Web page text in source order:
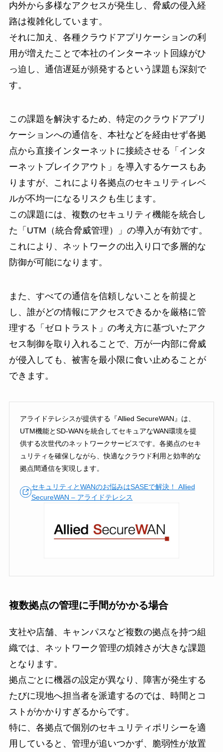
内外から多様なアクセスが発生し、脅威の侵入経
路は複雑化しています。
それに加え、各種クラウドアプリケーションの利
用が増えたことで本社のインターネット回線がひ
っ迫し、通信遅延が頻発するという課題も深刻で
す。
この課題を解決するため、特定のクラウドアプリ
ケーションへの通信を、本社などを経由せず各拠
点から直接インターネットに接続させる「インタ
ーネットブレイクアウト」を導入するケースもあ
りますが、これにより各拠点のセキュリティレベ
ルが不均一になるリスクも生じます。
この課題には、複数のセキュリティ機能を統合し
た「UTM（統合脅威管理）」の導入が有効です。
これにより、ネットワークの出入り口で多層的な
防御が可能になります。
また、すべての通信を信頼しないことを前提と
し、誰がどの情報にアクセスできるかを厳格に管
理する「ゼロトラスト」の考え方に基づいたアク
セス制御を取り入れることで、万が一内部に脅威
が侵入しても、被害を最小限に食い止めることが
できます。
アライドテレシスが提供する『Allied SecureWAN』は、
UTM機能とSD-WANを統合してセキュアなWAN環境を提
供する次世代のネットワークサービスです。各拠点のセキ
ュリティを確保しながら、快適なクラウド利用と効率的な
拠点間通信を実現します。
セキュリティとWANのお悩みはSASEで解決！ Allied
SecureWAN – アライドテレシス
複数拠点の管理に手間がかかる場合
支社や店舗、キャンパスなど複数の拠点を持つ組
織では、ネットワーク管理の煩雑さが大きな課題
となります。
拠点ごとに機器の設定が異なり、障害が発生する
たびに現地へ担当者を派遣するのでは、時間とコ
ストがかかりすぎるからです。
特に、各拠点で個別のセキュリティポリシーを適
用していると、管理が追いつかず、脆弱性が放置